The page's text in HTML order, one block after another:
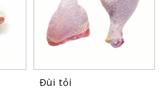
Đùi tỏi